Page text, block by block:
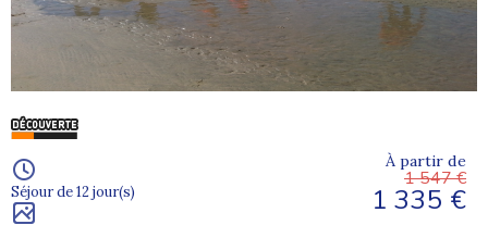
Séjour de 12 jour(s)
À partir de
1 547 €
1 335 €